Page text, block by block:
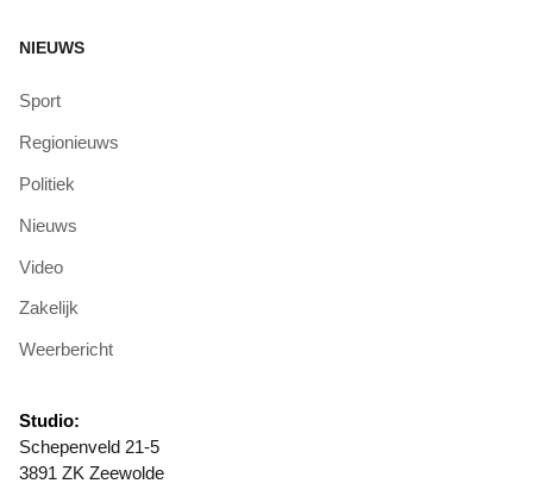
NIEUWS
Sport
Regionieuws
Politiek
Nieuws
Video
Zakelijk
Weerbericht
Studio:
Schepenveld 21-5
3891 ZK Zeewolde